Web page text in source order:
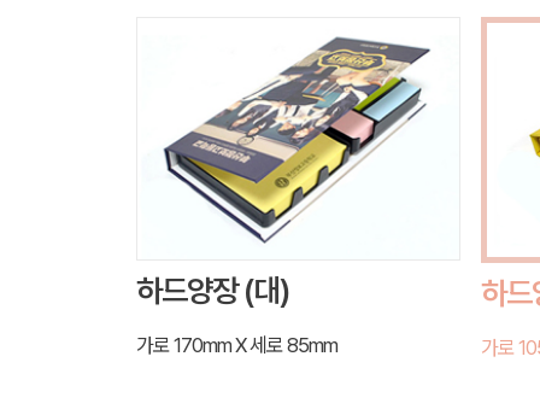
하드양장 (대)
가로 170mm X 세로 85mm
하드
가로